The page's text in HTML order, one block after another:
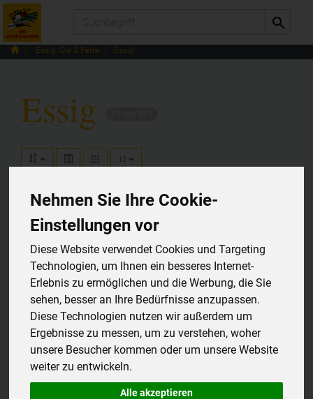
Nehmen Sie Ihre Cookie-
Einstellungen vor
Diese Website verwendet Cookies und Targeting
Technologien, um Ihnen ein besseres Internet-
Erlebnis zu ermöglichen und die Werbung, die Sie
sehen, besser an Ihre Bedürfnisse anzupassen.
Diese Technologien nutzen wir außerdem um
Ergebnisse zu messen, um zu verstehen, woher
unsere Besucher kommen oder um unsere Website
weiter zu entwickeln.
Alle akzeptieren
Essig, Öle & Fette Essig
Essig
12
Hersteller Ernährung